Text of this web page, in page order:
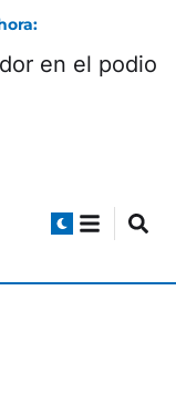
en el podio